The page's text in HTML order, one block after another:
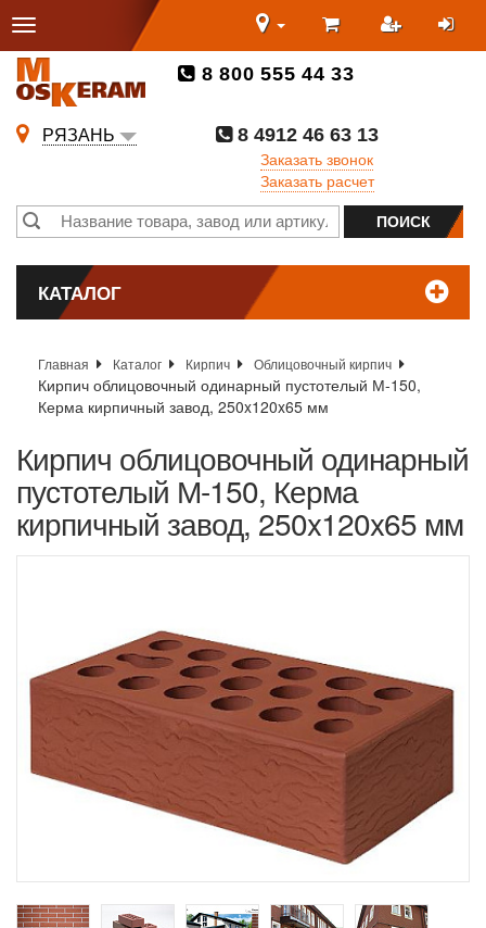
8 800 555 44 33
РЯЗАНЬ
8 4912 46 63 13
Заказать звонок
Заказать расчет
КАТАЛОГ
Главная Каталог Кирпич Облицовочный кирпич
Кирпич облицовочный одинарный пустотелый М-150,
Керма кирпичный завод, 250x120x65 мм
Кирпич облицовочный одинарный
пустотелый М-150, Керма
кирпичный завод, 250x120x65 мм